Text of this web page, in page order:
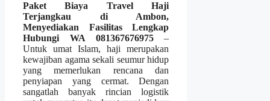
Paket Biaya Travel Haji
Terjangkau di Ambon,
Menyediakan Fasilitas Lengkap
Hubungi WA 081367676975–
Untuk umat Islam, haji merupakan
kewajiban agama sekali seumur hidup
yang memerlukan rencana dan
penyiapan yang cermat. Dengan
sangatlah banyak rincian logistik